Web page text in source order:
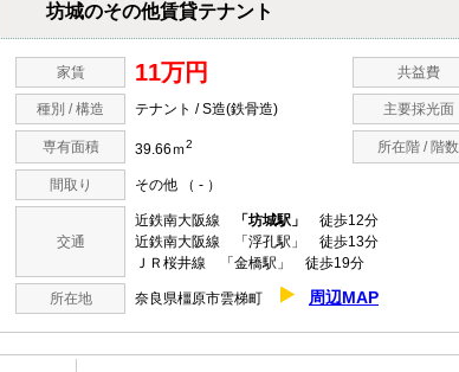
坊城のその他賃貸テナント
家賃 11万円 共益費
種別 / 構造 テナント / S造(鉄骨造) 主要採光面
専有面積 39.66ｍ2 所在階 / 階数
間取り その他 （ - ）
交通
近鉄南大阪線 「坊城駅」
徒歩12分
近鉄南大阪線 「浮孔駅」 徒歩13分
ＪＲ桜井線 「金橋駅」 徒歩19分
所在地 奈良県橿原市雲梯町 周辺MAP